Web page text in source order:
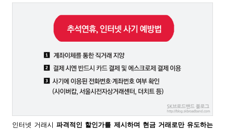
인터넷 거래시파격적인 할인가를 제시하며 현금 거래로만 유도하는